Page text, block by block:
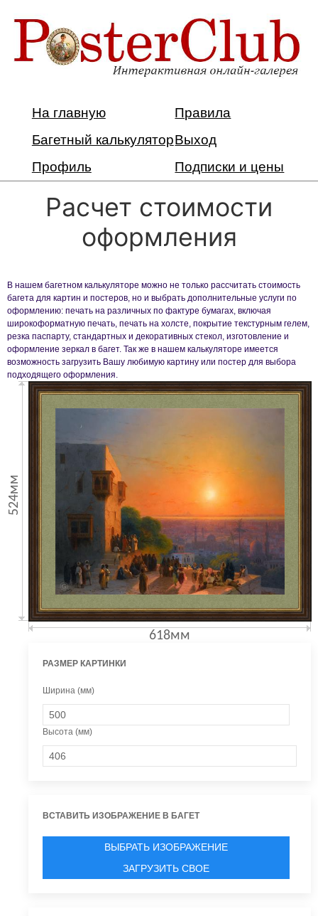
На главную
Правила
Багетный калькуляторВыход
Профиль
Подписки и цены
Расчет стоимости
оформления
В нашем багетном калькуляторе можно не только рассчитать стоимость
багета для картин и постеров, но и выбрать дополнительные услуги по
оформлению: печать на различных по фактуре бумагах, включая
широкоформатную печать, печать на холсте, покрытие текстурным гелем,
резка паспарту, стандартных и декоративных стекол, изготовление и
оформление зеркал в багет. Так же в нашем калькуляторе имеется
возможность загрузить Вашу любимую картину или постер для выбора
подходящего оформления.
524мм
618мм
РАЗМЕР КАРТИНКИ
Ширина (мм)
Высота (мм)
ВСТАВИТЬ ИЗОБРАЖЕНИЕ В БАГЕТ
ВЫБРАТЬ ИЗОБРАЖЕНИЕ
ЗАГРУЗИТЬ СВОЕ